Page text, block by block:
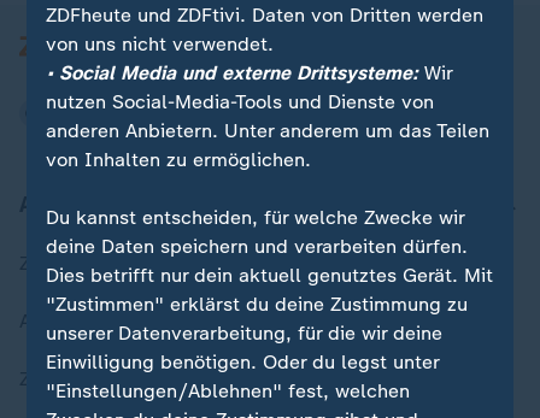
Aktuell bei ZDFheute
Zuletzt veröffentlicht
Aktuelle Sendungs-Videos
ZDFheute Stories
ZDFheute und ZDFtivi. Daten von Dritten werden
von uns nicht verwendet.
• Social Media und externe Drittsysteme:Wir
nutzen Social-Media-Tools und Dienste von
anderen Anbietern. Unter anderem um das Teilen
von Inhalten zu ermöglichen.
Du kannst entscheiden, für welche Zwecke wir
deine Daten speichern und verarbeiten dürfen.
Dies betrifft nur dein aktuell genutztes Gerät. Mit
"Zustimmen" erklärst du deine Zustimmung zu
unserer Datenverarbeitung, für die wir deine
Einwilligung benötigen. Oder du legst unter
"Einstellungen/Ablehnen" fest, welchen